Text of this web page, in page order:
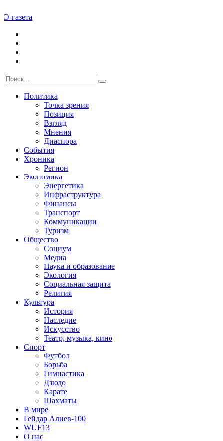
Э-газета
Политика
Точка зрения
Позиция
Взгляд
Мнения
Диаспора
События
Хроника
Регион
Экономика
Энергетика
Инфраструктура
Финансы
Транспорт
Коммуникации
Туризм
Общество
Социум
Медиа
Наука и образование
Экология
Социальная защита
Религия
Культура
История
Наследие
Искусство
Театр, музыка, кино
Спорт
Футбол
Борьба
Гимнастика
Дзюдо
Карате
Шахматы
В мире
Гейдар Алиев-100
WUF13
О нас